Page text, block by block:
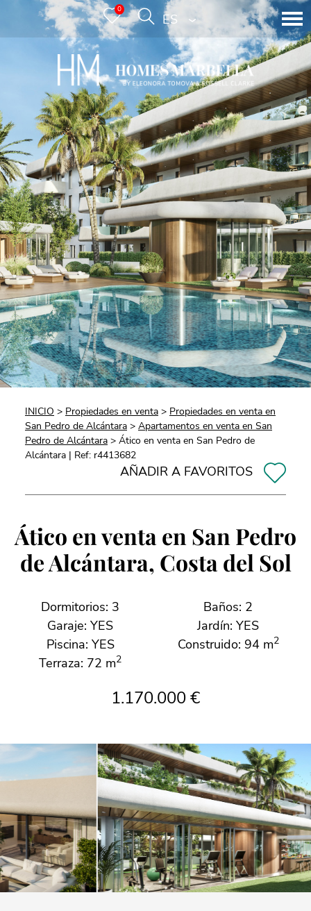
0
ESPAÑOL
INICIO > Propiedades en venta > Propiedades en venta en
San Pedro de Alcántara > Apartamentos en venta en San
Pedro de Alcántara > Ático en venta en San Pedro de
Alcántara | Ref: r4413682
AÑADIR A FAVORITOS
Ático en venta en San Pedro
de Alcántara, Costa del Sol
Dormitorios: 3
Baños: 2
Garaje: YES
Jardín: YES
Piscina: YES
Construido: 94 m2
Terraza: 72 m2
1.170.000 €